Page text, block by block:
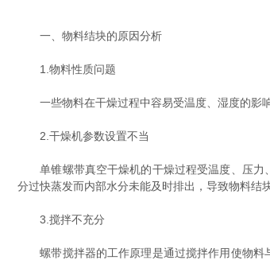
一、物料结块的原因分析
1.物料性质问题
一些物料在干燥过程中容易受温度、湿度的影响
2.干燥机参数设置不当
单锥螺带真空干燥机的干燥过程受温度、压力
分过快蒸发而内部水分未能及时排出，导致物料结块
3.搅拌不充分
螺带搅拌器的工作原理是通过搅拌作用使物料